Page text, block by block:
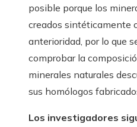
posible porque los
creados sintéticamente
anterioridad, por lo que
comprobar la
minerales naturales
sus homólogos
Los investigadores